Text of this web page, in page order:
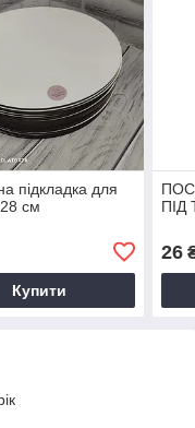
підкладка для
см
Купити
ПІД
26